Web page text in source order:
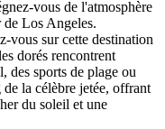
vous de l'atmosphère
Los Angeles.
vous sur cette destination
dorés rencontrent
des sports de plage ou
la célèbre jetée, offrant
du soleil et une